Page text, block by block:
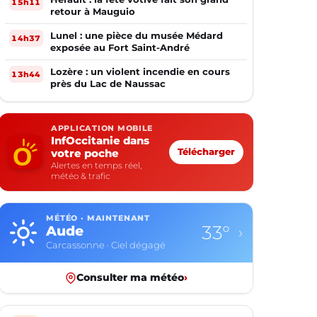
retour à Mauguio
14h37
Lunel : une pièce du musée Médard
exposée au Fort Saint-André
13h44
Lozère : un violent incendie en cours
près du Lac de Naussac
APPLICATION MOBILE
InfOccitanie dans
votre poche
Alertes en temps réel,
météo & trafic
Télécharger
MÉTÉO · MAINTENANT
Aude
Carcassonne · Ciel dégagé
33° ›
Consulter ma météo›